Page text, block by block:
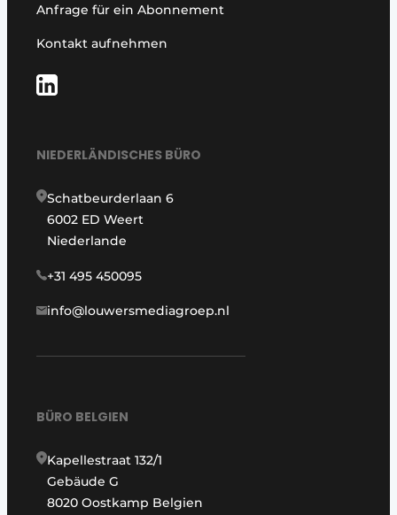
Anfrage für ein Abonnement
Kontakt aufnehmen
NIEDERLÄNDISCHES BÜRO
Schatbeurderlaan 6
6002 ED Weert
Niederlande
+31 495 450095
info@louwersmediagroep.nl
BÜRO BELGIEN
Kapellestraat 132/1
Gebäude G
8020 Oostkamp Belgien